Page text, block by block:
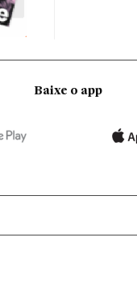
Baixe o app